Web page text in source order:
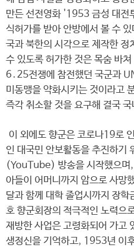
만든 선전영화 '1953 금성 대
식허가를 받아 안방에서 볼 수
국과 북한의 시각으로 제작한
수 있도록 허가한 것은 목숨 바
6․25전쟁에 참전했던 국군과
미동맹을 약화시키는 것이라고
즉각 취소할 것을 요구해 결국
이 외에도 향군은 코로나19로
인 대국민 안보활동을 추진하기
(YouTube) 방송을 시작했으며,
아들이 어머니까지 암으로 사망
달과 함께 대학 졸업시까지 장
호 향군회장의 적극적인 노력으
재방한 사업은 고령화되어 가고
생정신을 기억하고, 1953년 이